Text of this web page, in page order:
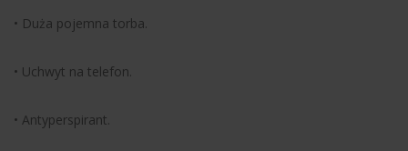
• Duża pojemna torba.
• Uchwyt na telefon.
• Antyperspirant.